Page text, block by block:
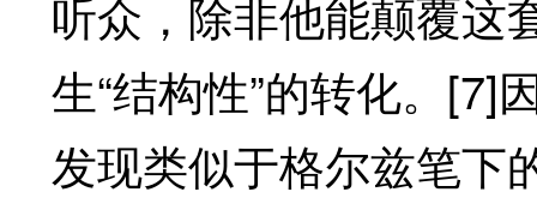
听众，除非他能颠覆这
生“结构性”的转化。[7]
发现类似于格尔兹笔下